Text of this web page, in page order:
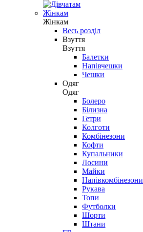
Жінкам
Жінкам
Весь розділ
Взуття
Взуття
Балетки
Напівчешки
Чешки
Одяг
Одяг
Болеро
Білизна
Гетри
Колготи
Комбінезони
Кофти
Купальники
Лосини
Майки
Напівкомбінезони
Рукава
Топи
Футболки
Шорти
Штани